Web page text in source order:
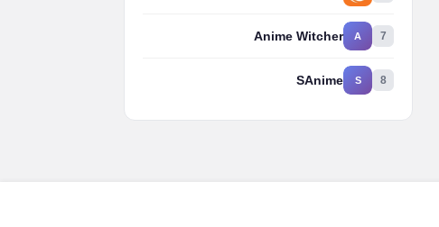
7
A
Anime Witcher
8
S
SAnime